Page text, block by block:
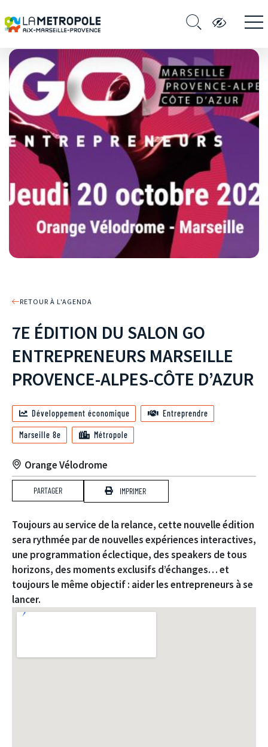
RETOUR À L'AGENDA
7E ÉDITION DU SALON GO
ENTREPRENEURS MARSEILLE
PROVENCE-ALPES-CÔTE D’AZUR
Développement économique Entreprendre
Marseille 8e Métropole
Orange Vélodrome
PARTAGER IMPRIMER
Toujours au service de la relance, cette nouvelle édition
sera rythmée par de nouvelles expériences interactives,
une programmation éclectique, des speakers de tous
horizons, des moments exclusifs d’échanges… et
toujours le même objectif : aider les entrepreneurs à se
lancer.